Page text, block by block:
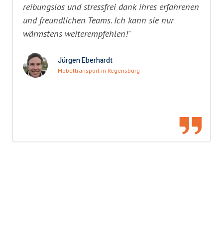
reibungslos und stressfrei dank ihres erfahrenen
und freundlichen Teams. Ich kann sie nur
wärmstens weiterempfehlen!"
Jürgen Eberhardt
Möbeltransport in Regensburg